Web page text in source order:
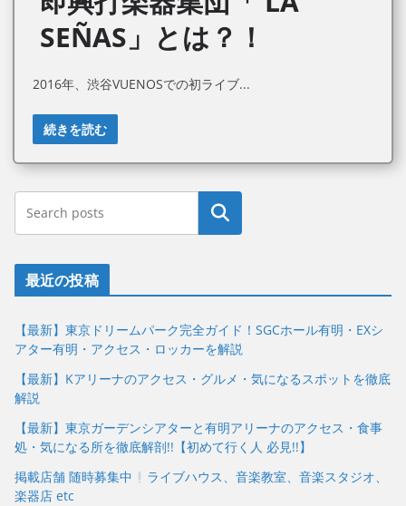
SEÑAS」とは？！
2016年、渋谷VUENOSでの初ライブ
続きを読む
最近の投稿
【最新】東京ドリームパーク完全ガイド！SGCホール有明・EXシ
アター有明・アクセス・ロッカーを解説
【最新】Kアリーナのアクセス・グルメ・気になるスポットを徹底
解説
【最新】東京ガーデンシアターと有明アリーナのアクセス・食事
処・気になる所を徹底解剖!!【初めて行く人 必見!!】
掲載店舗 随時募集中
ライブハウス、音楽教室、音楽スタジオ、
楽器店 etc